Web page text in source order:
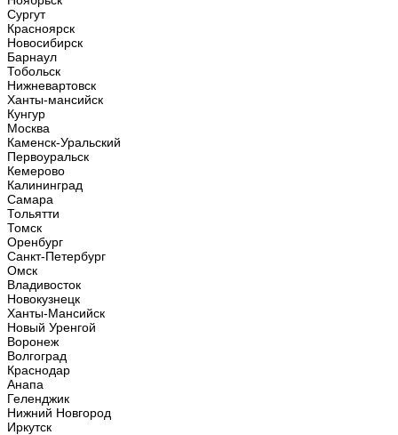
Сургут
Красноярск
Новосибирск
Барнаул
Тобольск
Нижневартовск
Ханты-мансийск
Кунгур
Москва
Каменск-Уральский
Первоуральск
Кемерово
Калининград
Самара
Тольятти
Томск
Оренбург
Санкт-Петербург
Омск
Владивосток
Новокузнецк
Ханты-Мансийск
Новый Уренгой
Воронеж
Волгоград
Краснодар
Анапа
Геленджик
Нижний Новгород
Иркутск